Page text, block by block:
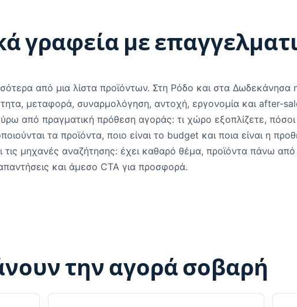
γραφεία με
από μια λίστα προϊόντων. Στη Ρόδο και στα Δωδεκάνησα
μεταφορά, συναρμολόγηση, αντοχή, εργονομία και after-
από πραγματική πρόθεση αγοράς: τι χώρο εξοπλίζετε,
τα προϊόντα, ποιο είναι το budget και ποια είναι η
τις μηχανές αναζήτησης: έχει καθαρό θέμα, προϊόντα πάνω από
και άμεσο CTA για προσφορά.
την αγορά σοβαρή